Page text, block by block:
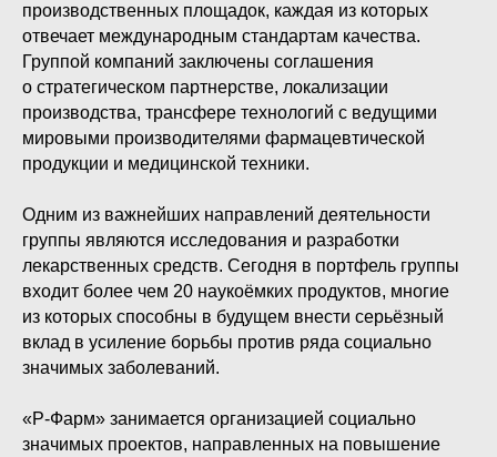
производственных площадок, каждая из которых
отвечает международным стандартам качества.
Группой компаний заключены соглашения
о стратегическом партнерстве, локализации
производства, трансфере технологий с ведущими
мировыми производителями фармацевтической
продукции и медицинской техники.
Одним из важнейших направлений деятельности
группы являются исследования и разработки
лекарственных средств. Сегодня в портфель группы
входит более чем 20 наукоёмких продуктов, многие
из которых способны в будущем внести серьёзный
вклад в усиление борьбы против ряда социально
значимых заболеваний.
«Р-Фарм» занимается организацией социально
значимых проектов, направленных на повышение